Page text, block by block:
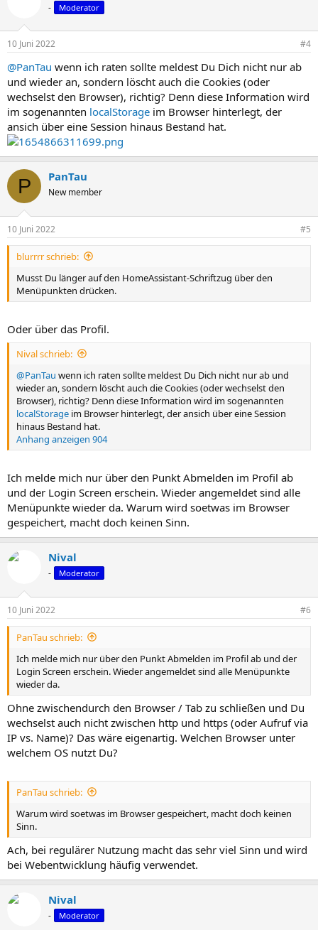
- Moderator
10 Juni 2022 #4
@PanTau wenn ich raten sollte meldest Du Dich nicht nur ab
und wieder an, sondern löscht auch die Cookies (oder
wechselst den Browser), richtig? Denn diese Information wird
im sogenannten localStorage im Browser hinterlegt, der
ansich über eine Session hinaus Bestand hat.
P PanTau
New member
10 Juni 2022 #5
blurrrr schrieb:
Musst Du länger auf den HomeAssistant-Schriftzug über den
Menüpunkten drücken.
Oder über das Profil.
Nival schrieb:
@PanTau wenn ich raten sollte meldest Du Dich nicht nur ab und
wieder an, sondern löscht auch die Cookies (oder wechselst den
Browser), richtig? Denn diese Information wird im sogenannten
localStorage im Browser hinterlegt, der ansich über eine Session
hinaus Bestand hat.
Anhang anzeigen 904
Ich melde mich nur über den Punkt Abmelden im Profil ab
und der Login Screen erschein. Wieder angemeldet sind alle
Menüpunkte wieder da. Warum wird soetwas im Browser
gespeichert, macht doch keinen Sinn.
Nival
- Moderator
10 Juni 2022 #6
PanTau schrieb:
Ich melde mich nur über den Punkt Abmelden im Profil ab und der
Login Screen erschein. Wieder angemeldet sind alle Menüpunkte
wieder da.
Ohne zwischendurch den Browser / Tab zu schließen und Du
wechselst auch nicht zwischen http und https (oder Aufruf via
IP vs. Name)? Das wäre eigenartig. Welchen Browser unter
welchem OS nutzt Du?
PanTau schrieb:
Warum wird soetwas im Browser gespeichert, macht doch keinen
Sinn.
Ach, bei regulärer Nutzung macht das sehr viel Sinn und wird
bei Webentwicklung häufig verwendet.
Nival
- Moderator